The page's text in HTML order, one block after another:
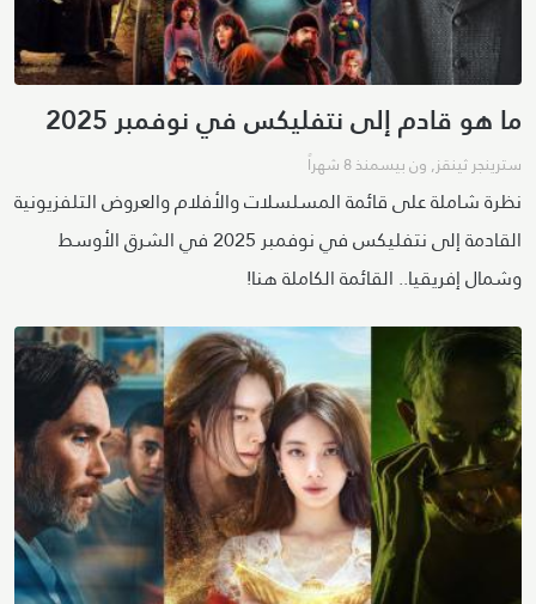
ما هو قادم إلى نتفليكس في نوفمبر 2025
سترينجر ثينقز, ون بيسمنذ 8 شهراً
نظرة شاملة على قائمة المسلسلات والأفلام والعروض التلفزيونية
القادمة إلى نتفليكس في نوفمبر 2025 في الشرق الأوسط
وشمال إفريقيا.. القائمة الكاملة هنا!